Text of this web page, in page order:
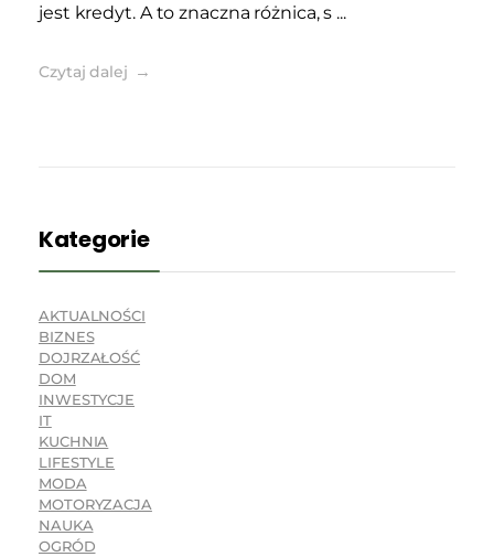
jest kredyt. A to znaczna różnica, s ...
Czytaj dalej
Kategorie
AKTUALNOŚCI
BIZNES
DOJRZAŁOŚĆ
DOM
INWESTYCJE
IT
KUCHNIA
LIFESTYLE
MODA
MOTORYZACJA
NAUKA
OGRÓD